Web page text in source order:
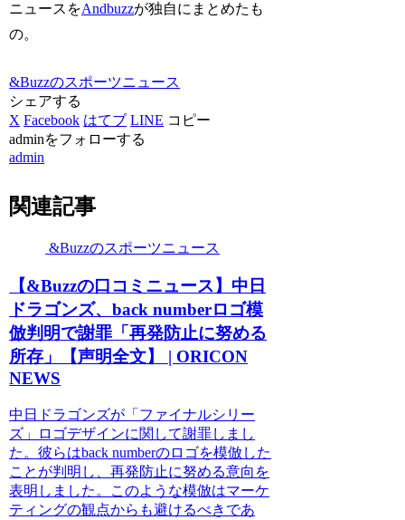
ニュースをAndbuzzが独自にまとめたも
の。
&Buzzのスポーツニュース
シェアする
X Facebook はてブ LINE コピー
adminをフォローする
admin
関連記事
&Buzzのスポーツニュース
【&Buzzの口コミニュース】中日
ドラゴンズ、back numberロゴ模
倣判明で謝罪「再発防止に努める
所存」【声明全文】 | ORICON
NEWS
中日ドラゴンズが「ファイナルシリー
ズ」ロゴデザインに関して謝罪しまし
た。彼らはback numberのロゴを模倣した
ことが判明し、再発防止に努める意向を
表明しました。このような模倣はマーケ
ティングの観点からも避けるべきであ